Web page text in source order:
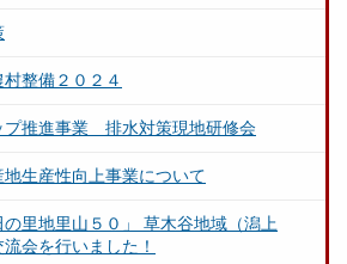
整備２０２４
プ推進事業 排水対策現地研修会
生産性向上事業について
の里地里山５０」 草木谷地域（潟上
会を行いました！